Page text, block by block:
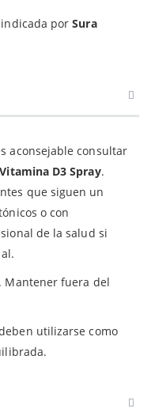
indicada porSura
aconsejable consultar
Vitamina D3 Spray.
que siguen un
o con
de la salud si
Mantener fuera del
utilizarse como